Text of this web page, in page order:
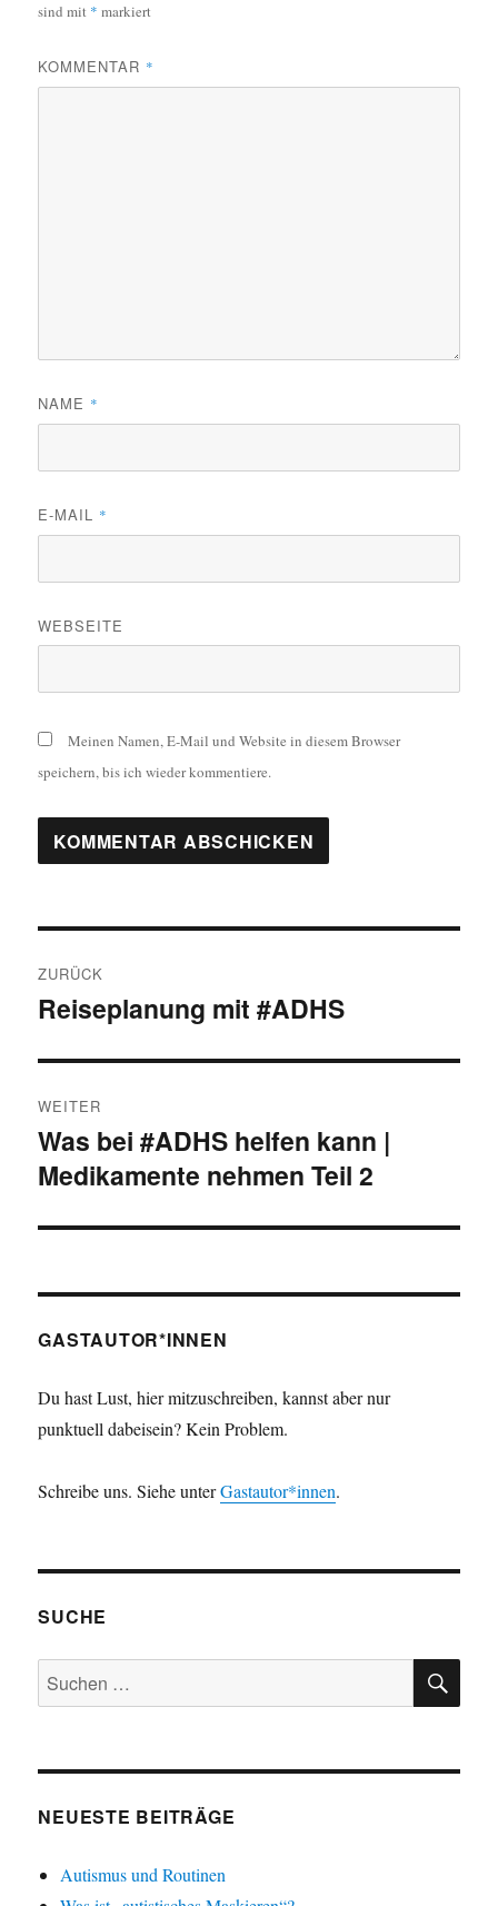
sind mit * markiert
KOMMENTAR *
NAME *
E-MAIL *
WEBSEITE
Meinen Namen, E-Mail und Website in diesem Browser
speichern, bis ich wieder kommentiere.
Navigation
ZURÜCK
Vorheriger
Reiseplanung mit #ADHS
WEITER
Nächster
Beitrag:
Was bei #ADHS helfen kann |
Medikamente nehmen Teil 2
GASTAUTOR*INNEN
Du hast Lust, hier mitzuschreiben, kannst aber nur
punktuell dabeisein? Kein Problem.
Schreibe uns. Siehe unterGastautor*innen.
SUCHE
Suchen
nach:
NEUESTE BEITRÄGE
Autismus und Routinen